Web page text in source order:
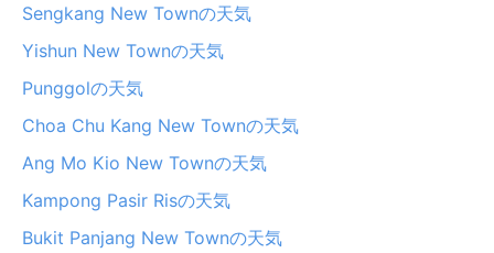
Sengkang New Townの天気
Yishun New Townの天気
Punggolの天気
Choa Chu Kang New Townの天気
Ang Mo Kio New Townの天気
Kampong Pasir Risの天気
Bukit Panjang New Townの天気